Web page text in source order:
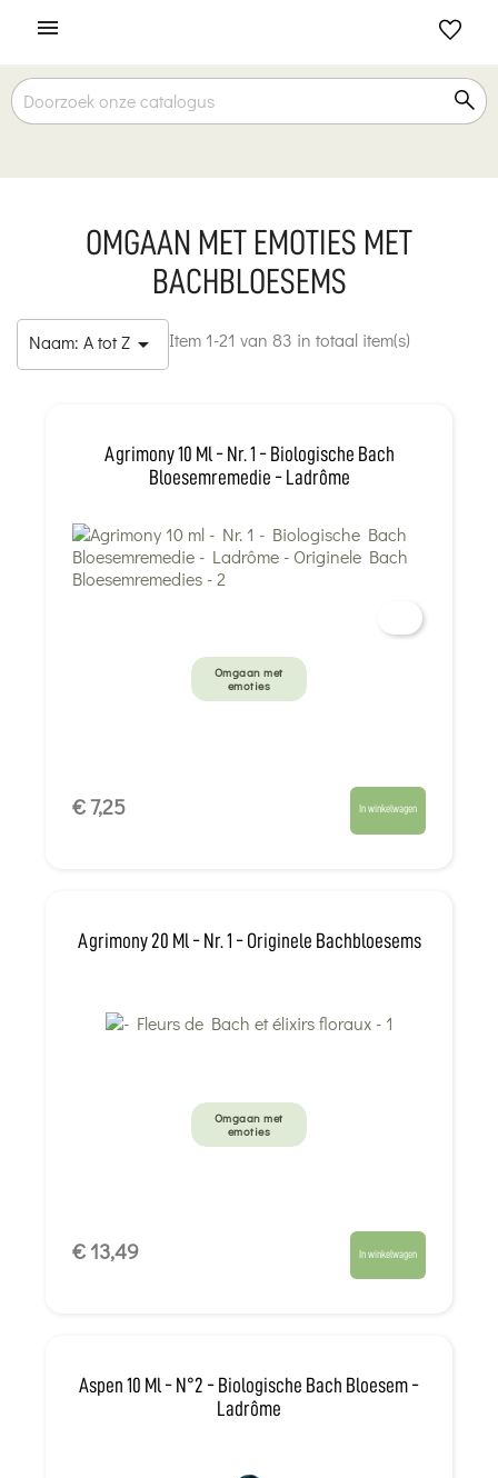

OMGAAN MET EMOTIES MET
BACHBLOESEMS
Naam: A tot Z  Item 1-21 van 83 in totaal item(s)
Agrimony 10 Ml - Nr. 1 - Biologische Bach
Bloesemremedie - Ladrôme
Omgaan met
emoties
€ 7,25 In winkelwagen
Agrimony 20 Ml - Nr. 1 - Originele Bachbloesems
Omgaan met
emoties
€ 13,49 In winkelwagen
Aspen 10 Ml - N°2 - Biologische Bach Bloesem -
Ladrôme